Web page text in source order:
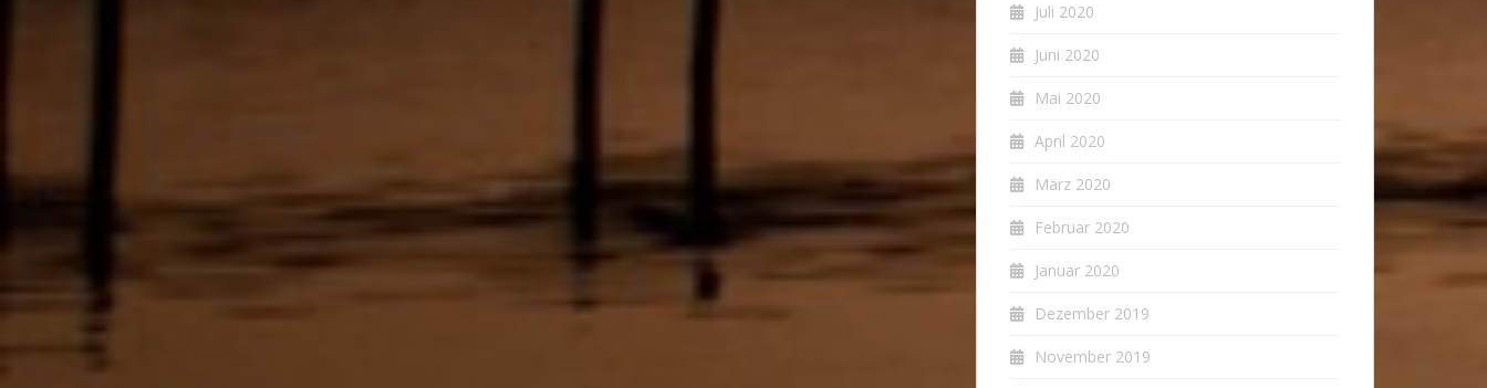
Juli 2020
Juni 2020
Mai 2020
April 2020
März 2020
Februar 2020
Januar 2020
Dezember 2019
November 2019